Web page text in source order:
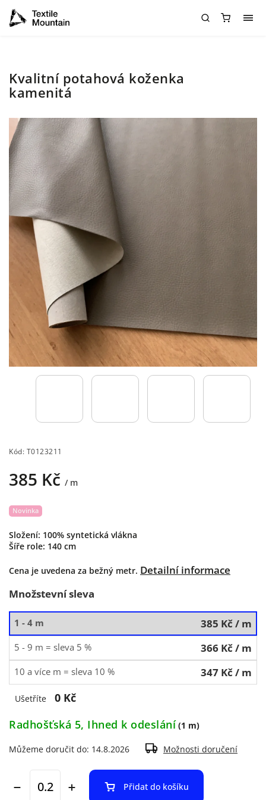
Kvalitní potahová koženka
kamenitá
Kód: T0123211
385 Kč / m
Složení: 100% syntetická vlákna
Šíře role: 140 cm
Cena je uvedena za bežný metr. Detailní informace
Novinka
Množstevní sleva
1 - 4 m 385 Kč/ m
5 - 9 m = sleva 5 % 366 Kč/ m
10 a více m = sleva 10 % 347 Kč/ m
Ušetříte
0 Kč
Radhošťská 5, Ihned k odeslání (1 m)
Můžeme doručit do: 14.8.2026 Možnosti doručení
Přidat do košíku